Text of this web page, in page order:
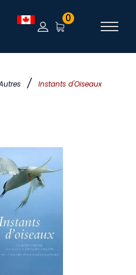
/ Instants d'Oiseaux
0